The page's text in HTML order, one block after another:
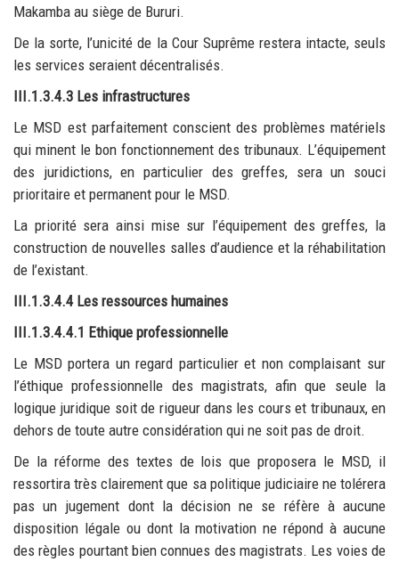
Makamba au siège de Bururi.
De la sorte, l’unicité de la Cour Suprême restera intacte, seuls
les services seraient décentralisés.
III.1.3.4.3 Les infrastructures
Le MSD est parfaitement conscient des problèmes matériels
qui minent le bon fonctionnement des tribunaux. L’équipement
des juridictions, en particulier des greffes, sera un souci
prioritaire et permanent pour le MSD.
La priorité sera ainsi mise sur l’équipement des greffes, la
construction de nouvelles salles d’audience et la réhabilitation
de l’existant.
III.1.3.4.4 Les ressources humaines
III.1.3.4.4.1 Ethique professionnelle
Le MSD portera un regard particulier et non complaisant sur
l’éthique professionnelle des magistrats, afin que seule la
logique juridique soit de rigueur dans les cours et tribunaux, en
dehors de toute autre considération qui ne soit pas de droit.
De la réforme des textes de lois que proposera le MSD, il
ressortira très clairement que sa politique judiciaire ne tolérera
pas un jugement dont la décision ne se réfère à aucune
disposition légale ou dont la motivation ne répond à aucune
des règles pourtant bien connues des magistrats. Les voies de